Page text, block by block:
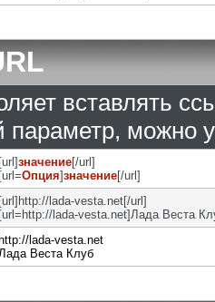
вставлять
можно
[url]значение[/url]
[url=Опция]значение[/url]
[url]http://lada-vesta.net[/url]
[url=http://lada-vesta.net]Лада Веста
http://lada-vesta.net
Веста Клуб